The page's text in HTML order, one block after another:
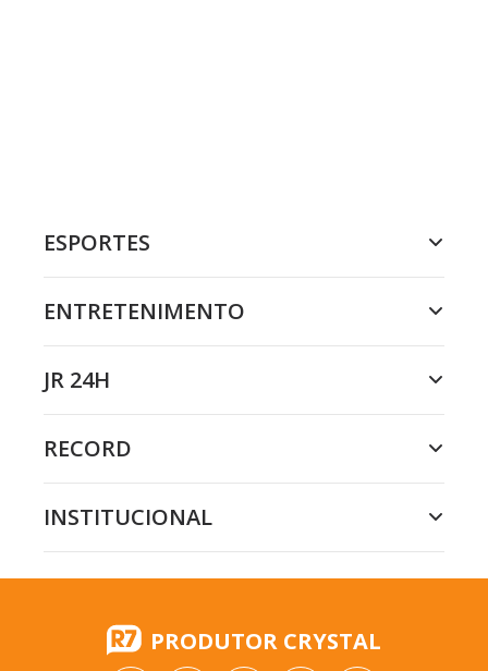
ESPORTES
ENTRETENIMENTO
JR 24H
RECORD
INSTITUCIONAL
PRODUTOR CRYSTAL